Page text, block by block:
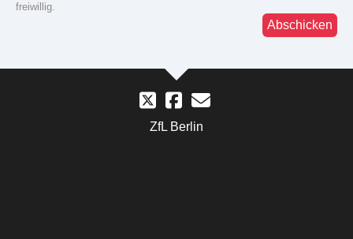
freiwillig.
Abschicken
ZfL Berlin